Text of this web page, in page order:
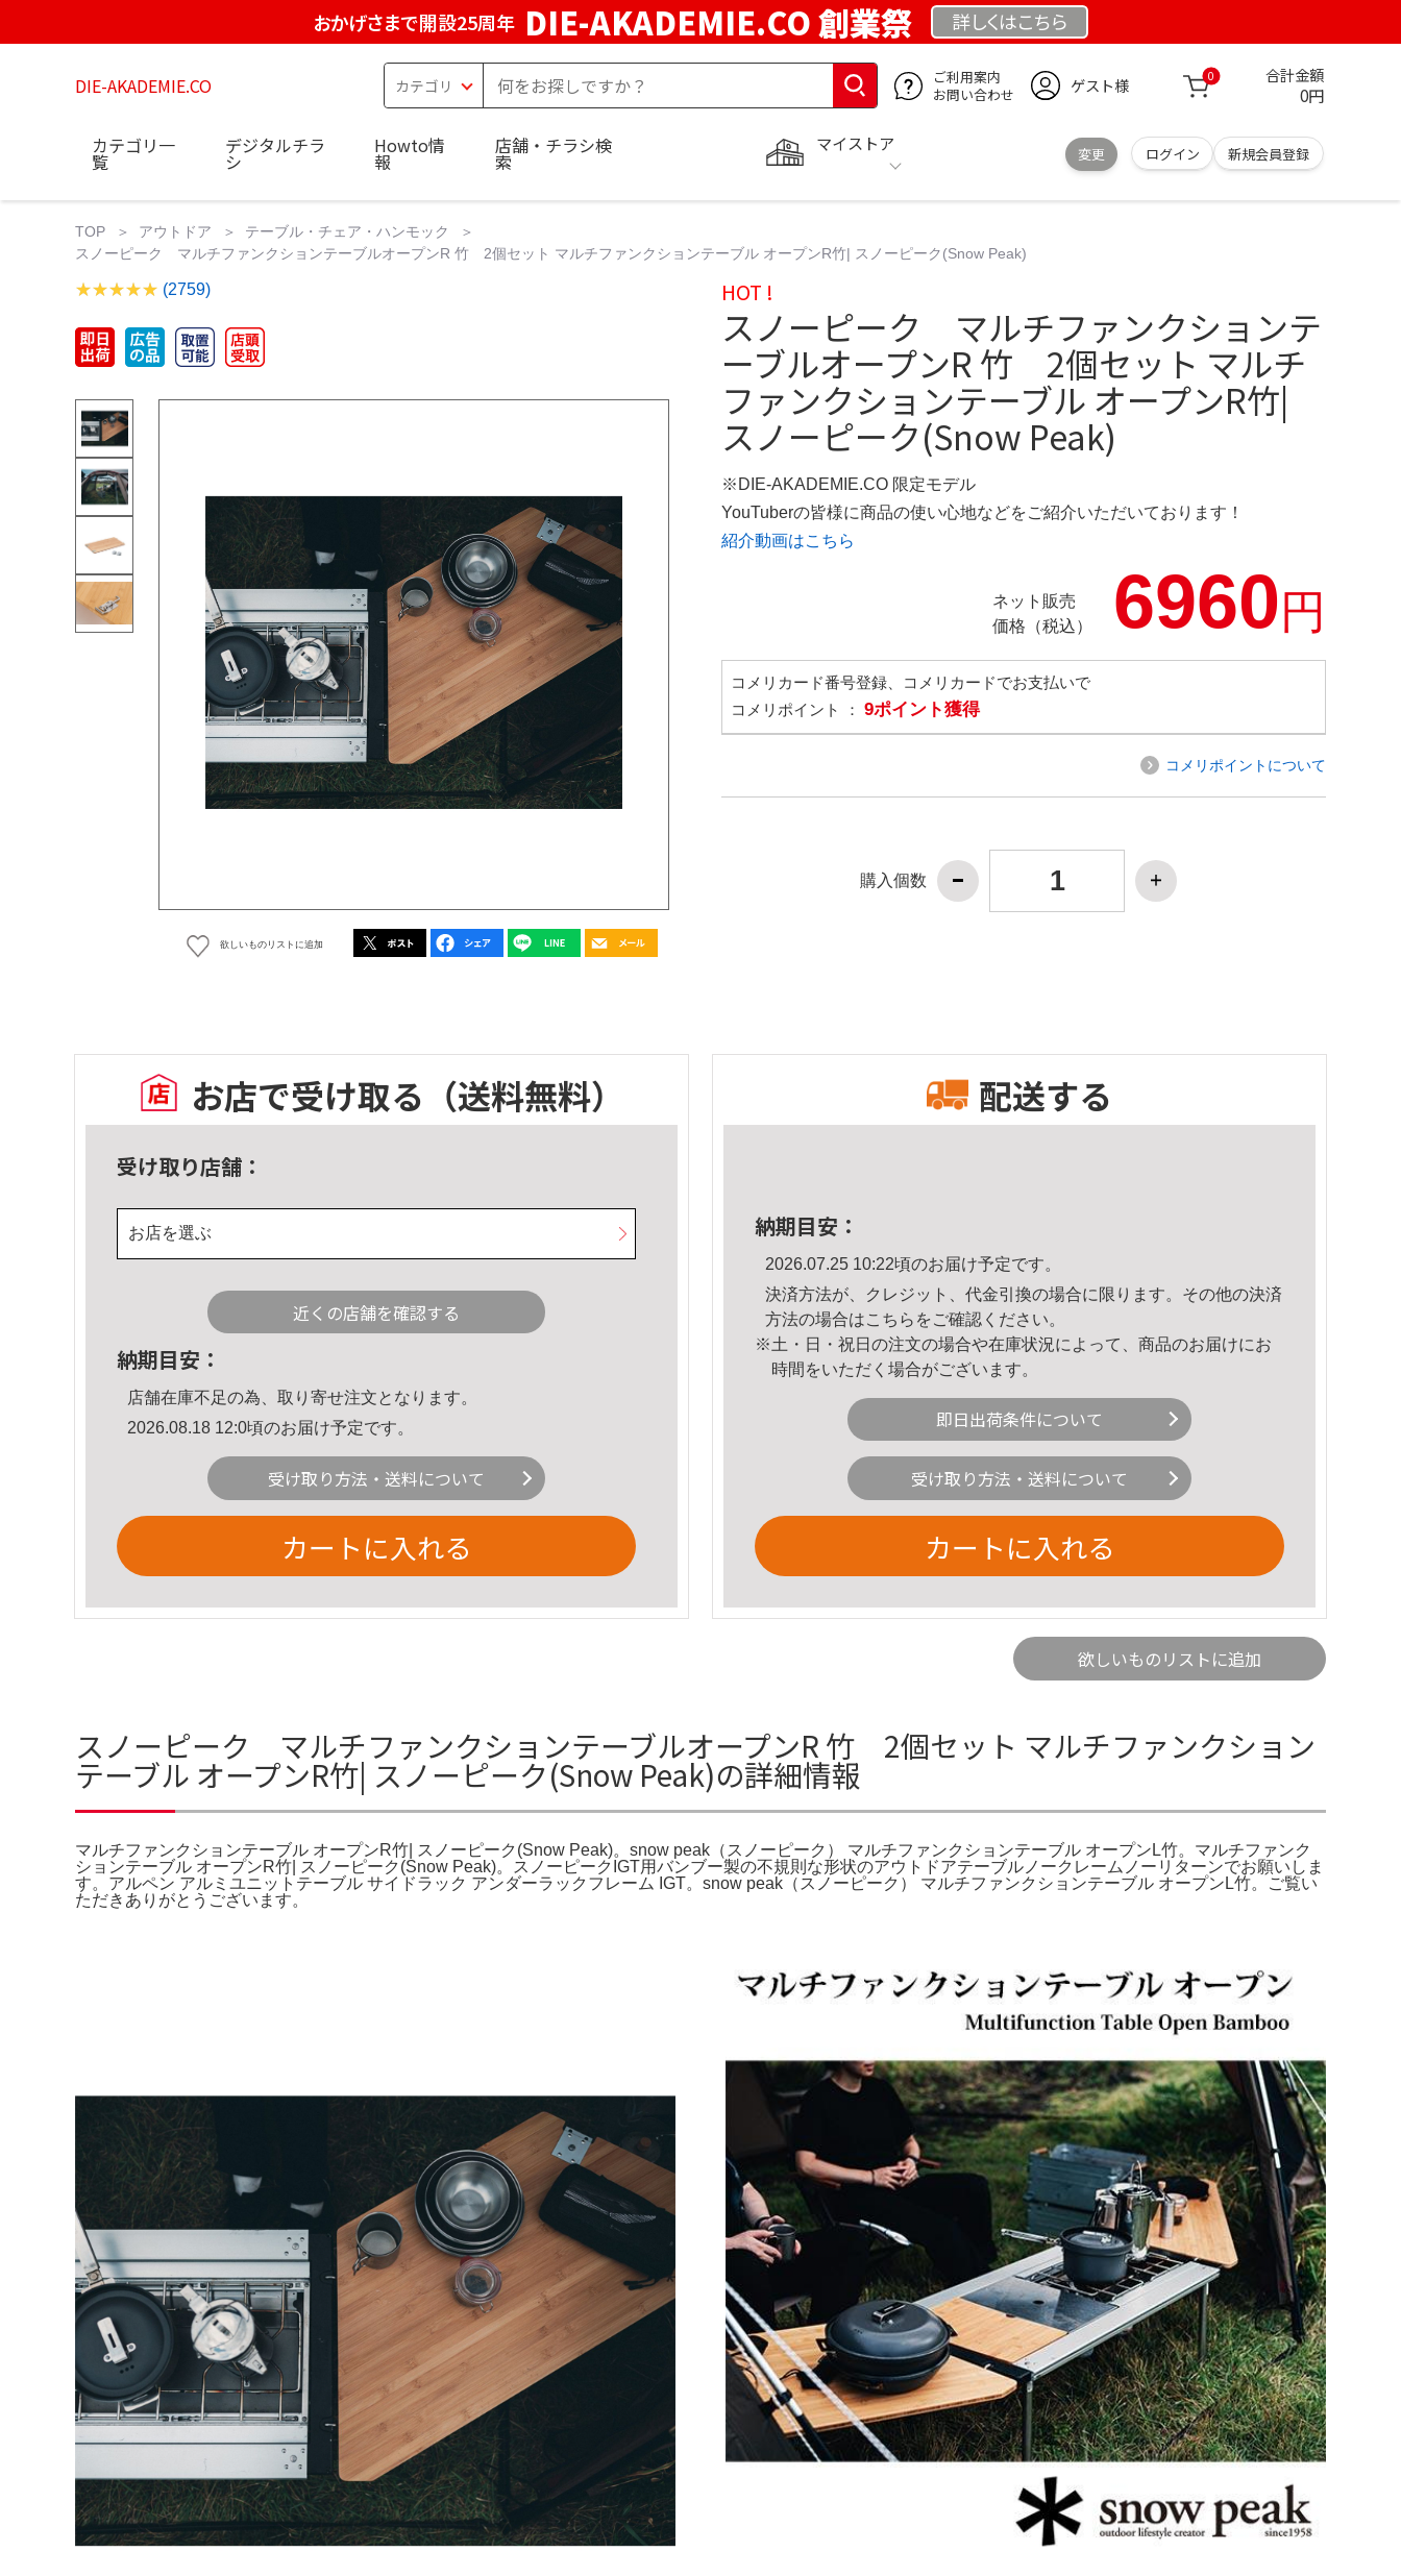
おかげさまで開設25周年 DIE-AKADEMIE.CO 創業祭 詳しくはこちら
DIE-AKADEMIE.CO
ご利用案内
お問い合わせ
ゲスト様 0 合計金額
0円
マイストア
変更 ログイン 新規会員登録
カテゴリ一
覧
デジタルチラ
シ
Howto情
報
店舗・チラシ検
索
TOP アウトドア
テーブル・チェア・ハンモック
スノーピーク マルチファンクションテーブルオープンR 竹 2個セット マルチファンクションテーブル オープンR竹| スノーピーク(Snow Peak)
(2759)
欲しいものリストに追加
HOT !
スノーピーク マルチファンクションテ
ーブルオープンR 竹 2個セット マルチ
ファンクションテーブル オープンR竹|
スノーピーク(Snow Peak)
※DIE-AKADEMIE.CO 限定モデル
YouTuberの皆様に商品の使い心地などをご紹介いただいております！
紹介動画はこちら
ネット販売
価格（税込）
6960円
コメリカード番号登録、コメリカードでお支払いで
コメリポイント ： 9ポイント獲得
コメリポイントについて
購入個数
お店で受け取る （送料無料）
受け取り店舗：
お店を選ぶ
近くの店舗を確認する
納期目安：
店舗在庫不足の為、取り寄せ注文となります。
2026.08.18 12:0頃のお届け予定です。
受け取り方法・送料について
カートに入れる
配送する
納期目安：
2026.07.25 10:22頃のお届け予定です。
決済方法が、クレジット、代金引換の場合に限ります。その他の決済
方法の場合はこちら をご確認ください。
※土・日・祝日の注文の場合や在庫状況によって、商品のお届けにお
時間をいただく場合がございます。
即日出荷条件について
受け取り方法・送料について
カートに入れる
欲しいものリストに追加
スノーピーク マルチファンクションテーブルオープンR 竹 2個セット マルチファンクション
テーブル オープンR竹| スノーピーク(Snow Peak)の詳細情報
マルチファンクションテーブル オープンR竹| スノーピーク(Snow Peak)。snow peak（スノーピーク） マルチファンクションテーブル オープンL竹。マルチファンク
ションテーブル オープンR竹| スノーピーク(Snow Peak)。スノーピークIGT用バンブー製の不規則な形状のアウトドアテーブルノークレームノーリターンでお願いしま
す。アルペン アルミユニットテーブル サイドラック アンダーラックフレーム IGT。snow peak（スノーピーク） マルチファンクションテーブル オープンL竹。ご覧い
ただきありがとうございます。